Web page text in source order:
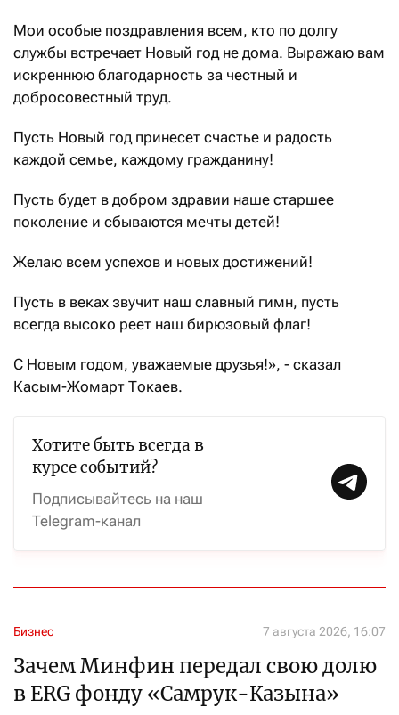
Мои особые поздравления всем, кто по долгу
службы встречает Новый год не дома. Выражаю вам
искреннюю благодарность за честный и
добросовестный труд.
Пусть Новый год принесет счастье и радость
каждой семье, каждому гражданину!
Пусть будет в добром здравии наше старшее
поколение и сбываются мечты детей!
Желаю всем успехов и новых достижений!
Пусть в веках звучит наш славный гимн, пусть
всегда высоко реет наш бирюзовый флаг!
С Новым годом, уважаемые друзья!», - сказал
Касым-Жомарт Токаев.
Хотите быть всегда в
курсе событий?
Подписывайтесь на наш
Telegram-канал
Бизнес 7 августа 2026, 16:07
Зачем Минфин передал свою долю
в ERG фонду «Самрук-Казына»